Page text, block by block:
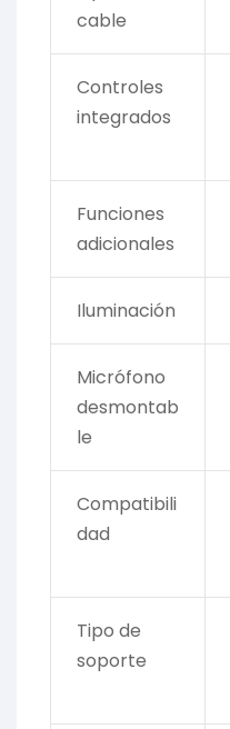
cable
Controles
integrados
Funciones
adicionales
Iluminación
Micrófono
desmontab
le
Compatibili
dad
Tipo de
soporte